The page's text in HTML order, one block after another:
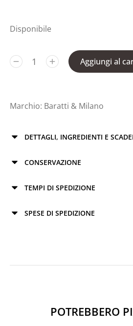
Disponibile
Aggiungi al
Marchio: Baratti & Milano
DETTAGLI, INGREDIENTI E
CONSERVAZIONE
TEMPI DI SPEDIZIONE
SPESE DI SPEDIZIONE
POTREBBERO